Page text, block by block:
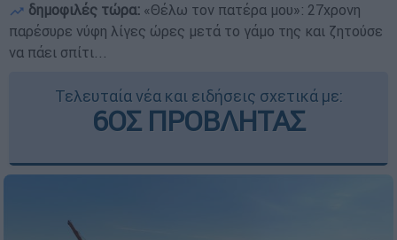
δημοφιλές τώρα: «Θέλω τον πατέρα μου»: 27χρονη
παρέσυρε νύφη λίγες ώρες μετά το γάμο της και ζητούσε
να πάει σπίτι...
Τελευταία νέα και ειδήσεις σχετικά με:
6ΟΣ ΠΡΟΒΛΗΤΑΣ